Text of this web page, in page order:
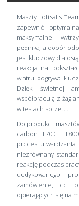
Maszty Loftsails
zapewnić
maksymalnej
pędnika, a dobór
jest kluczowy dla
reakcja na
wiatru odgrywa
Dzięki świetnej
współpracują z
w testach sprzętu.
Do produkcji
carbon T700 i
proces
niezrównany
reakcję podczas
dedykowanego
zamówienie, co
opierających się na